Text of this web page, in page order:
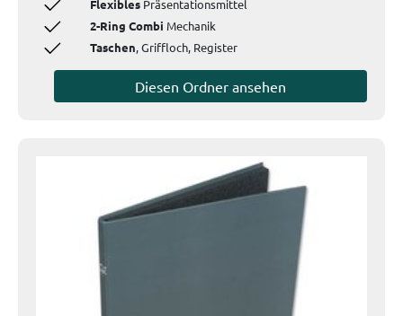
Flexibles Präsentationsmittel
2-Ring Combi Mechanik
Taschen, Griffloch, Register
Diesen Ordner ansehen